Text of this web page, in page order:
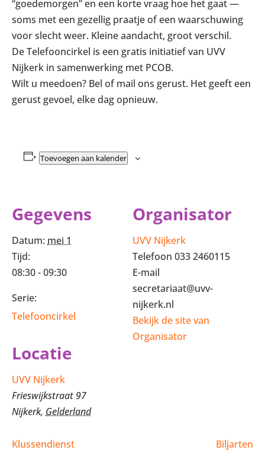
“goedemorgen” en een korte vraag hoe het gaat —
soms met een gezellig praatje of een waarschuwing
voor slecht weer. Kleine aandacht, groot verschil.
De Telefooncirkel is een gratis initiatief van UVV
Nijkerk in samenwerking met PCOB.
Wilt u meedoen? Bel of mail ons gerust. Het geeft een
gerust gevoel, elke dag opnieuw.
Toevoegen aan kalender
Gegevens
Datum: mei 1
Tijd:
08:30 - 09:30
Serie:
Telefooncirkel
Locatie
UVV Nijkerk
Frieswijkstraat 97
Nijkerk, Gelderland
Organisator
UVV Nijkerk
Telefoon 033 2460115
E-mail
secretariaat@uvv-
nijkerk.nl
Bekijk de site van
Organisator
Klussendienst Biljarten